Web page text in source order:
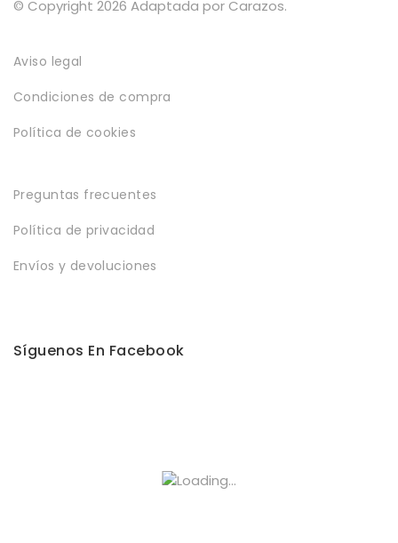
Política de privacidad
Envíos y Devoluciones
© Copyright 2026 Adaptada por Carazos.
Aviso legal
Condiciones de compra
Política de cookies
Preguntas frecuentes
Política de privacidad
Envíos y devoluciones
Síguenos En Facebook